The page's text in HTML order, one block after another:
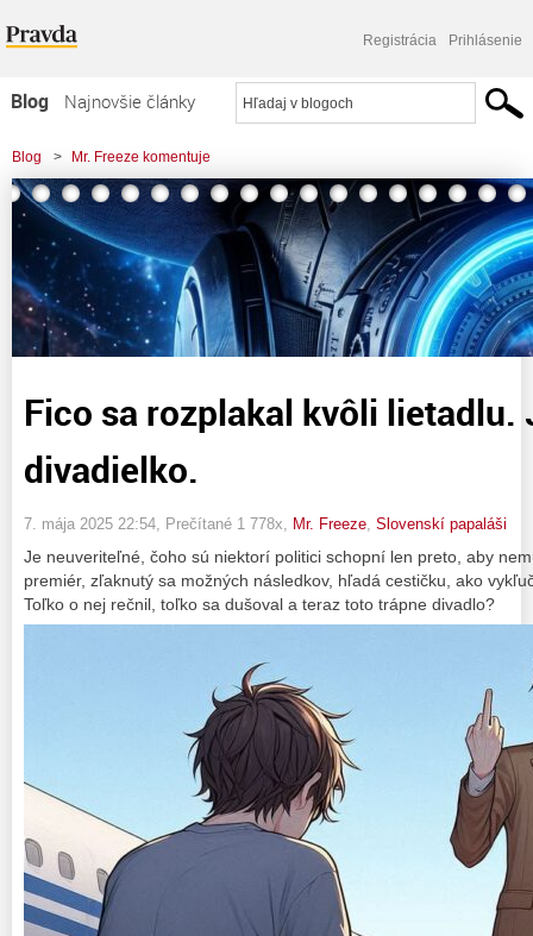
Registrácia Prihlásenie
Blog
Najnovšie články
Najčítanejšie články
Najkomentovanejšie články
Zoznam blogov
Komerčné blogy
Blog > Mr. Freeze komentuje
> Fico sa rozplakal kvôli lietadlu. Je to divadielko.
Fico sa rozplakal kvôli lietadlu.
divadielko.
7. mája 2025 22:54 , Prečítané 1 778x, Mr. Freeze Slovenskí papaláši
Je neuveriteľné, čoho sú niektorí politici schopní len preto, aby
premiér, zľaknutý sa možných následkov, hľadá cestičku, ako
Toľko o nej rečnil, toľko sa dušoval a teraz toto trápne divadlo?